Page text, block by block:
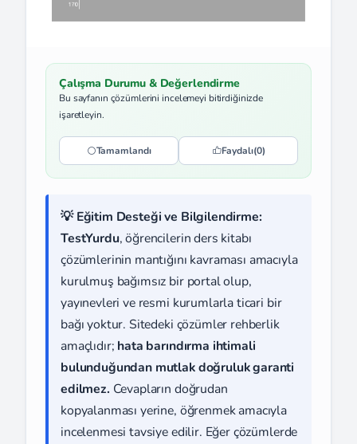
Çalışma Durumu & Değerlendirme
Bu sayfanın çözümlerini incelemeyi bitirdiğinizde
işaretleyin.
Tamamlandı Faydalı(0)
💡 Eğitim Desteği ve Bilgilendirme:
TestYurdu, öğrencilerin ders kitabı
çözümlerinin mantığını kavraması amacıyla
kurulmuş bağımsız bir portal olup,
yayınevleri ve resmi kurumlarla ticari bir
bağı yoktur. Sitedeki çözümler rehberlik
amaçlıdır; hata barındırma ihtimali
bulunduğundan mutlak doğruluk garanti
edilmez. Cevapların doğrudan
kopyalanması yerine, öğrenmek amacıyla
incelenmesi tavsiye edilir. Eğer çözümlerde